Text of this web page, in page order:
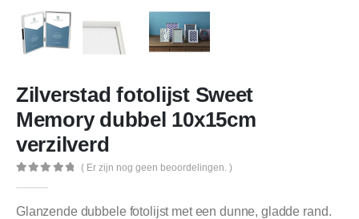
Zilverstad fotolijst Sweet
Memory dubbel 10x15cm
verzilverd
( Er zijn nog geen beoordelingen. )
Glanzende dubbele fotolijst met een dunne, gladde rand.